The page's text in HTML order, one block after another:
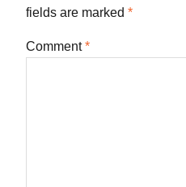
fields are marked *
Comment*